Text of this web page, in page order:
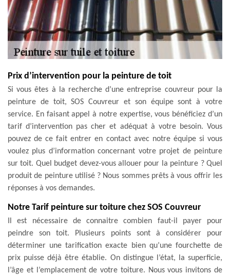
Prix d’intervention pour la peinture de toit
Si vous êtes à la recherche d’une entreprise couvreur pour la
peinture de toit, SOS Couvreur et son équipe sont à votre
service. En faisant appel à notre expertise, vous bénéficiez d’un
tarif d’intervention pas cher et adéquat à votre besoin. Vous
pouvez de ce fait entrer en contact avec notre équipe si vous
voulez plus d’information concernant votre projet de peinture
sur toit. Quel budget devez-vous allouer pour la peinture ? Quel
produit de peinture utilisé ? Nous sommes prêts à vous offrir les
réponses à vos demandes.
Notre Tarif peinture sur toiture chez SOS Couvreur
Il est nécessaire de connaitre combien faut-il payer pour
peindre son toit. Plusieurs points sont à considérer pour
déterminer une tarification exacte bien qu’une fourchette de
prix puisse déjà être établie. On distingue l’état, la superficie,
l’âge et l’emplacement de votre toiture. Nous vous invitons de